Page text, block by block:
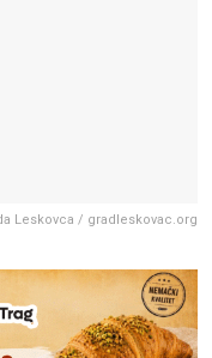
Leskovca / gradleskovac.org